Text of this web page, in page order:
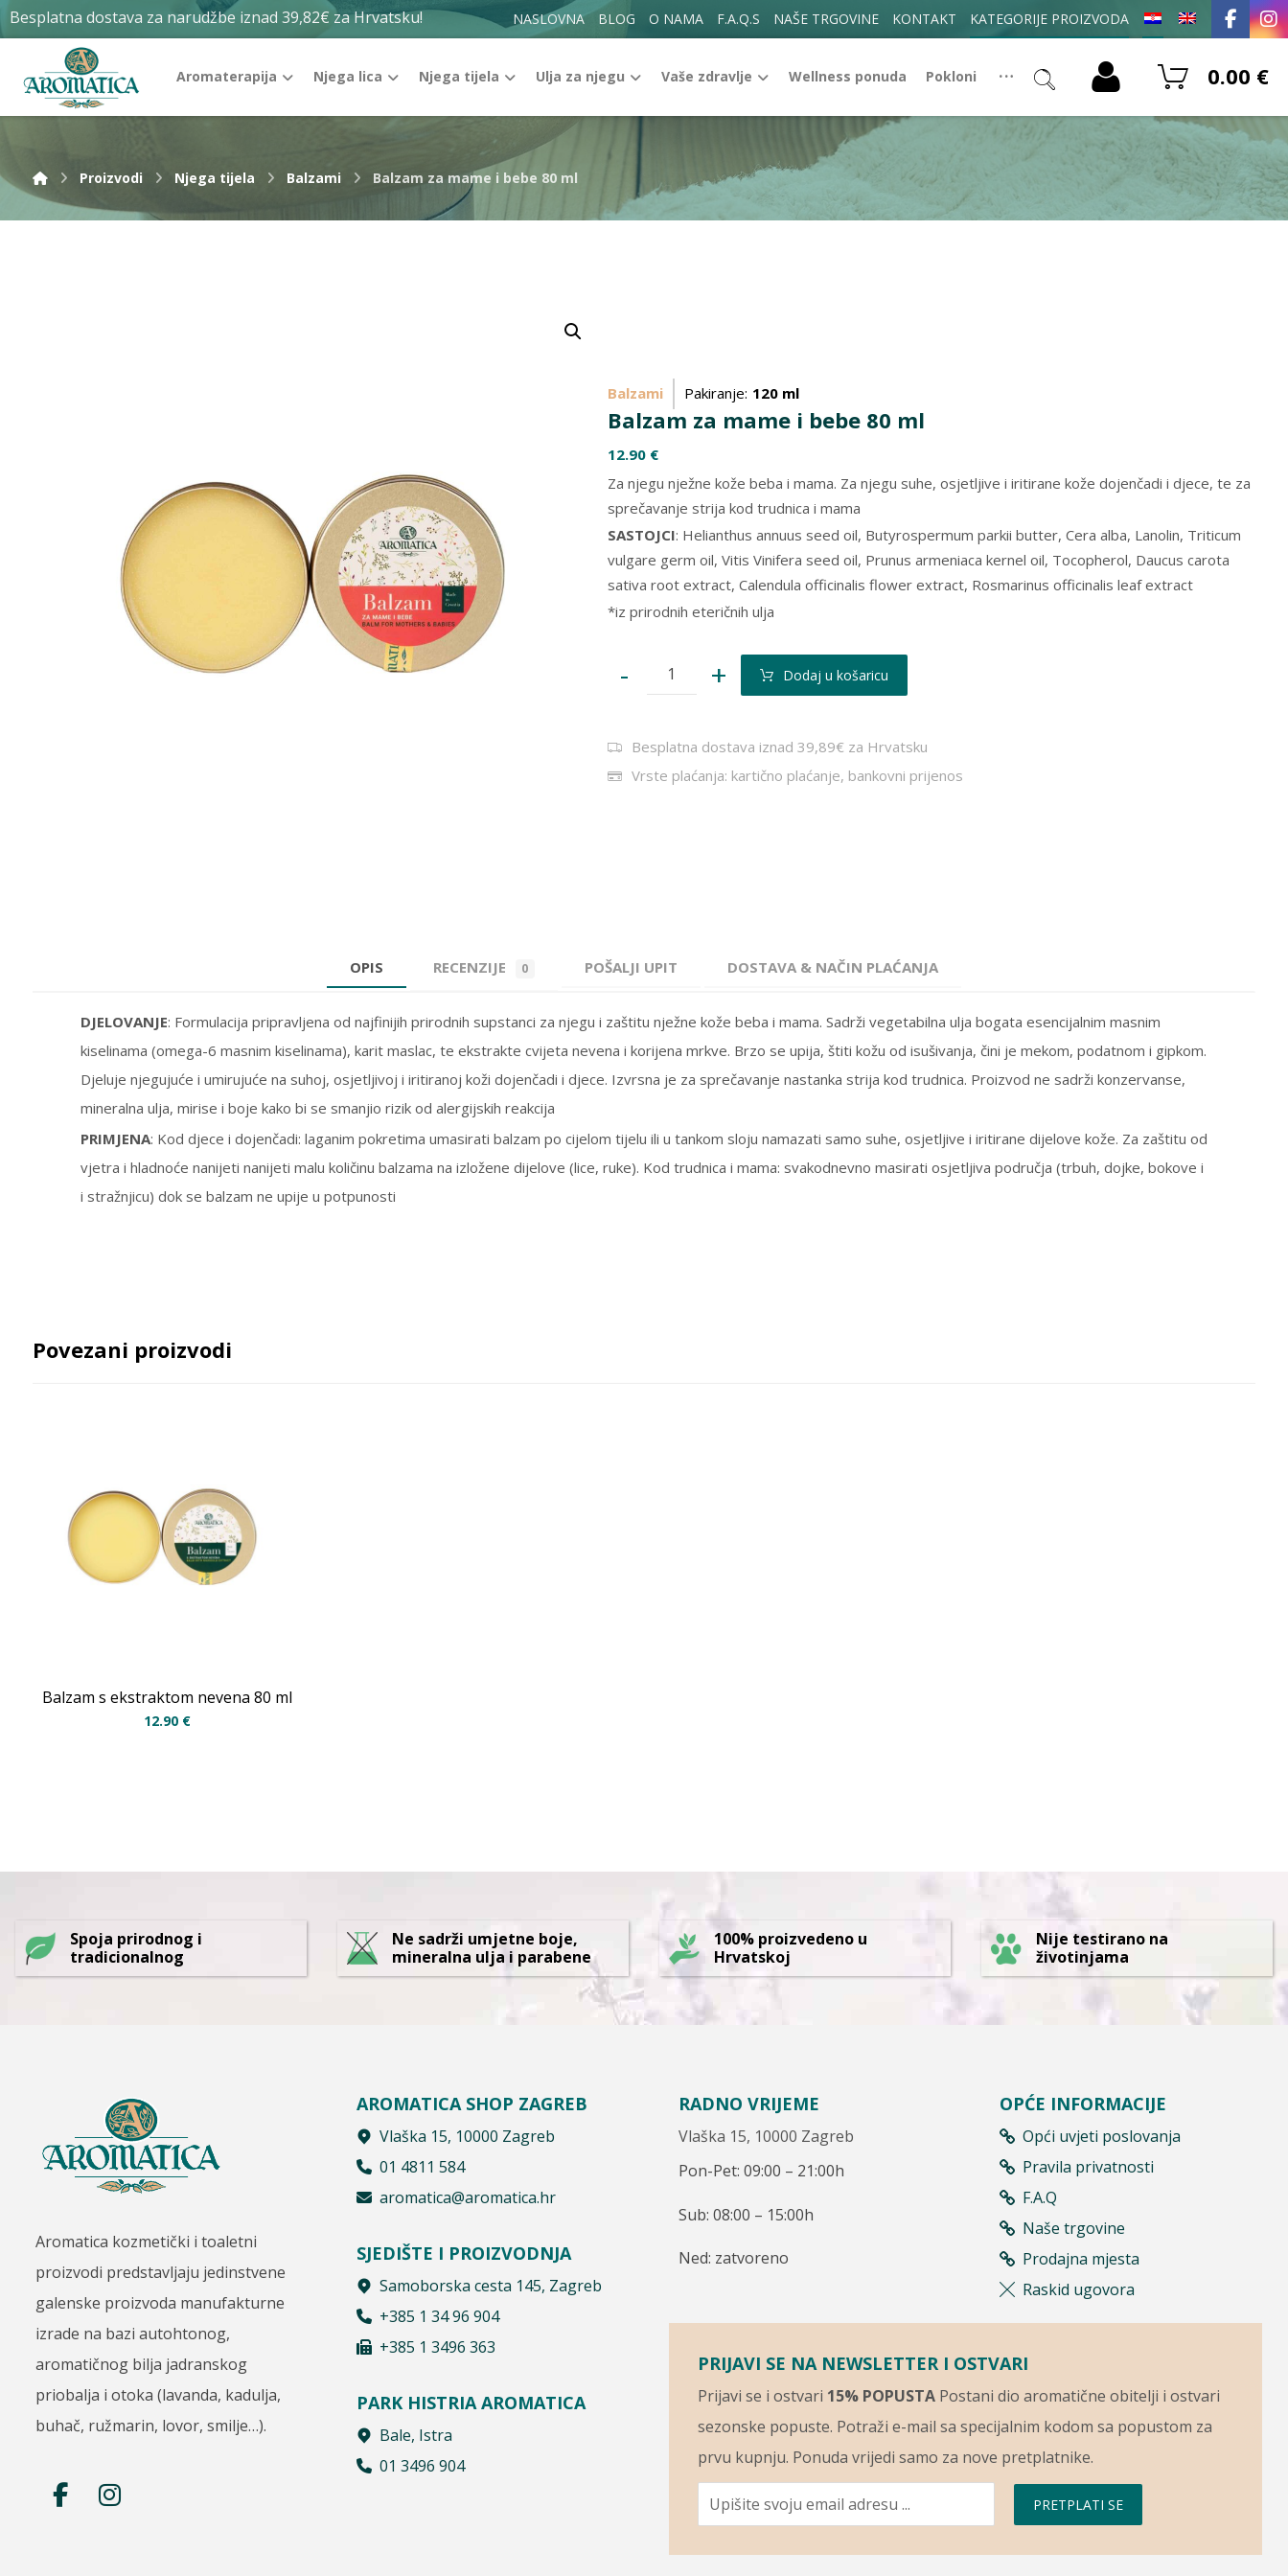
Besplatna dostava za narudžbe iznad 39,82€ za Hrvatsku! NASLOVNA BLOG O NAMA F.A.Q.S NAŠE TRGOVINE KONTAKT KATEGORIJE PROIZVODA
Aromaterapija Njega lica Njega tijela Ulja za njegu Vaše zdravlje Wellness ponuda Pokloni 0.00 €
Proizvodi Njega tijela Balzami Balzam za mame i bebe 80 ml
Balzami Pakiranje: 120 ml
Balzam za mame i bebe 80 ml
12.90 €
Za njegu nježne kože beba i mama. Za njegu suhe, osjetljive i iritirane kože dojenčadi i djece, te za
sprečavanje strija kod trudnica i mama
SASTOJCI: Helianthus annuus seed oil, Butyrospermum parkii butter, Cera alba, Lanolin, Triticum
vulgare germ oil, Vitis Vinifera seed oil, Prunus armeniaca kernel oil, Tocopherol, Daucus carota
sativa root extract, Calendula officinalis flower extract, Rosmarinus officinalis leaf extract
*iz prirodnih eteričnih ulja
- + Dodaj u košaricu
Besplatna dostava iznad 39,89€ za Hrvatsku
Vrste plaćanja: kartično plaćanje, bankovni prijenos
OPIS RECENZIJE 0 POŠALJI UPIT DOSTAVA & NAČIN PLAĆANJA
DJELOVANJE: Formulacija pripravljena od najfinijih prirodnih supstanci za njegu i zaštitu nježne kože beba i mama. Sadrži vegetabilna ulja bogata esencijalnim masnim
kiselinama (omega-6 masnim kiselinama), karit maslac, te ekstrakte cvijeta nevena i korijena mrkve. Brzo se upija, štiti kožu od isušivanja, čini je mekom, podatnom i gipkom.
Djeluje njegujuće i umirujuće na suhoj, osjetljivoj i iritiranoj koži dojenčadi i djece. Izvrsna je za sprečavanje nastanka strija kod trudnica. Proizvod ne sadrži konzervanse,
mineralna ulja, mirise i boje kako bi se smanjio rizik od alergijskih reakcija
PRIMJENA: Kod djece i dojenčadi: laganim pokretima umasirati balzam po cijelom tijelu ili u tankom sloju namazati samo suhe, osjetljive i iritirane dijelove kože. Za zaštitu od
vjetra i hladnoće nanijeti nanijeti malu količinu balzama na izložene dijelove (lice, ruke). Kod trudnica i mama: svakodnevno masirati osjetljiva područja (trbuh, dojke, bokove i
i stražnjicu) dok se balzam ne upije u potpunosti
Povezani proizvodi
Balzam s ekstraktom nevena 80 ml
12.90 €
Spoja prirodnog i
tradicionalnog
Ne sadrži umjetne boje,
mineralna ulja i parabene
100% proizvedeno u
Hrvatskoj
Nije testirano na
životinjama
Aromatica kozmetički i toaletni
proizvodi predstavljaju jedinstvene
galenske proizvoda manufakturne
izrade na bazi autohtonog,
aromatičnog bilja jadranskog
priobalja i otoka (lavanda, kadulja,
buhač, ružmarin, lovor, smilje…).
AROMATICA SHOP ZAGREB
Vlaška 15, 10000 Zagreb
01 4811 584
aromatica@aromatica.hr
SJEDIŠTE I PROIZVODNJA
Samoborska cesta 145, Zagreb
+385 1 34 96 904
+385 1 3496 363
PARK HISTRIA AROMATICA
Bale, Istra
01 3496 904
RADNO VRIJEME
Vlaška 15, 10000 Zagreb
Pon-Pet: 09:00 – 21:00h
Sub: 08:00 – 15:00h
Ned: zatvoreno
PRIJAVI SE NA NEWSLETTER I OSTVARI
Prijavi se i ostvari 15% POPUSTAPostani dio aromatične obitelji i ostvari
sezonske popuste. Potraži e-mail sa specijalnim kodom sa popustom za
prvu kupnju. Ponuda vrijedi samo za nove pretplatnike.
PRETPLATI SE
OPĆE INFORMACIJE
Opći uvjeti poslovanja
Pravila privatnosti
F.A.Q
Naše trgovine
Prodajna mjesta
Raskid ugovora